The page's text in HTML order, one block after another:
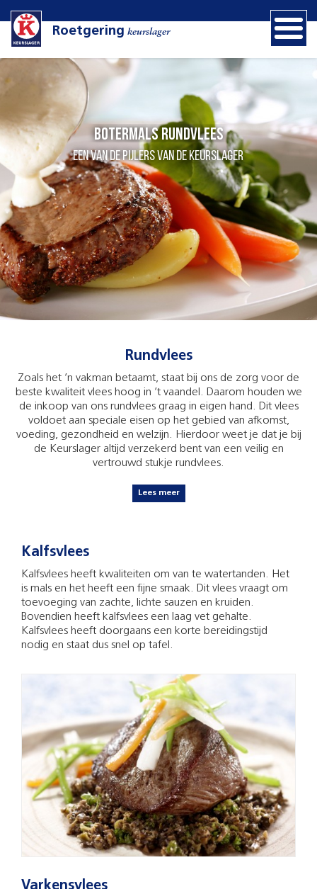
Roetgering keurslager
Botermals rundvlees
een van de pijlers van de Keurslager
Rundvlees
Zoals het ’n vakman betaamt, staat bij ons de zorg voor de
beste kwaliteit vlees hoog in ’t vaandel. Daarom houden we
de inkoop van ons rundvlees graag in eigen hand. Dit vlees
voldoet aan speciale eisen op het gebied van afkomst,
voeding, gezondheid en welzijn. Hierdoor weet je dat je bij
de Keurslager altijd verzekerd bent van een veilig en
vertrouwd stukje rundvlees.
Lees meer
Kalfsvlees
Kalfsvlees heeft kwaliteiten om van te watertanden. Het
is mals en het heeft een fijne smaak. Dit vlees vraagt om
toevoeging van zachte, lichte sauzen en kruiden.
Bovendien heeft kalfsvlees een laag vet gehalte.
Kalfsvlees heeft doorgaans een korte bereidingstijd
nodig en staat dus snel op tafel.